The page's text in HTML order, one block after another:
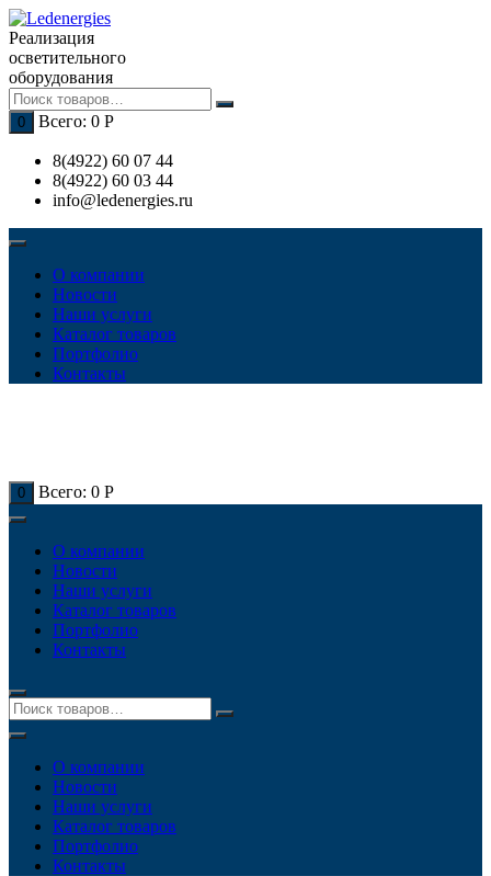
Перейти
к
содержимому
Реализация
осветительного
оборудования
0 Всего: 0 Р
8(4922) 60 07 44
8(4922) 60 03 44
info@ledenergies.ru
О компании
Новости
Наши услуги
Каталог товаров
Портфолио
Контакты
0 Всего: 0 Р
О компании
Новости
Наши услуги
Каталог товаров
Портфолио
Контакты
О компании
Новости
Наши услуги
Каталог товаров
Портфолио
Контакты